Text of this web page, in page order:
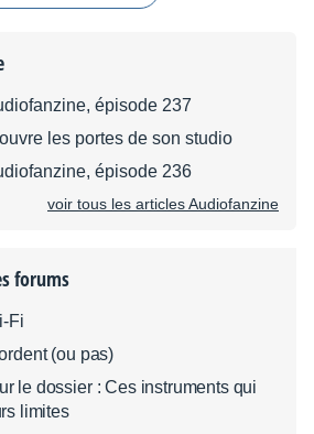
épisode 237
les portes de son studio
épisode 236
voir tous les articles Audiofanzine
forums
Fi
(ou pas)
le dossier : Ces instruments qui
limites